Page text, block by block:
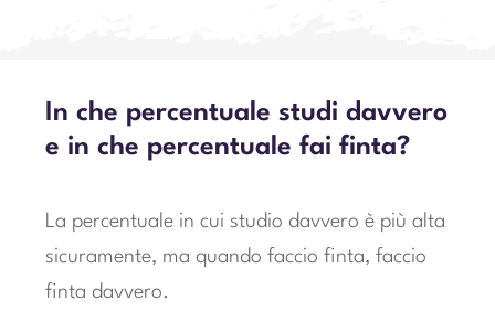
In che percentuale studi davvero
e in che percentuale fai finta?
La percentuale in cui studio davvero è più alta
sicuramente, ma quando faccio finta, faccio
finta davvero.